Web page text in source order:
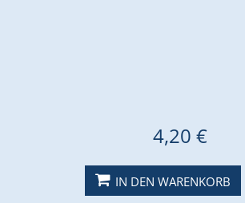
4,20 €
IN DEN WARENKORB